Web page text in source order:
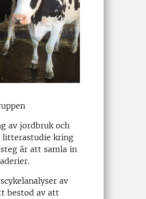
av jordbruk och
litterastudie kring
är att samla in
av
bestod av att